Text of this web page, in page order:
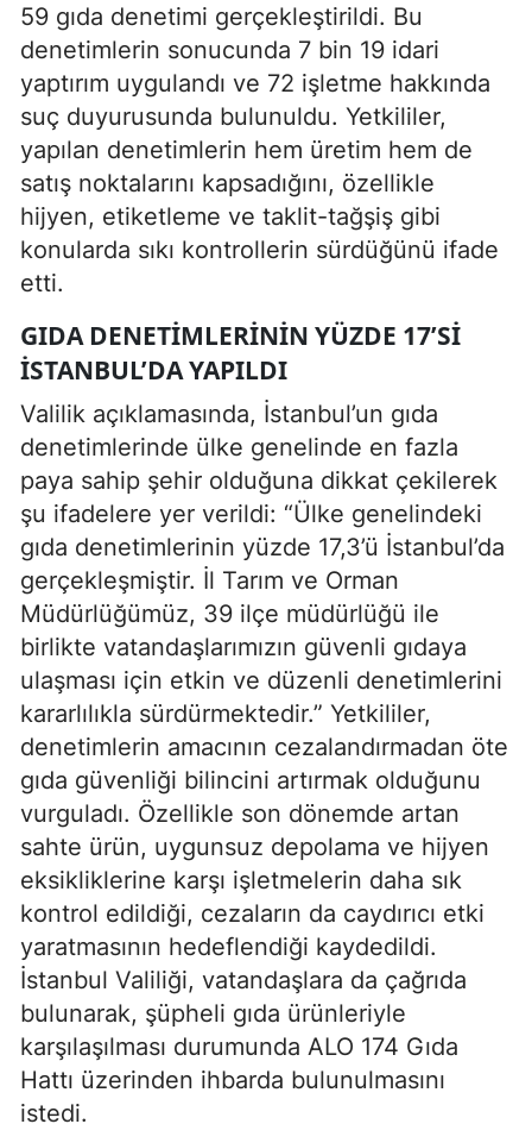
59 gıda denetimi gerçekleştirildi. Bu
denetimlerin sonucunda 7 bin 19 idari
yaptırım uygulandı ve 72 işletme hakkında
suç duyurusunda bulunuldu. Yetkililer,
yapılan denetimlerin hem üretim hem de
satış noktalarını kapsadığını, özellikle
hijyen, etiketleme ve taklit-tağşiş gibi
konularda sıkı kontrollerin sürdüğünü ifade
etti.
GIDA DENETIMLERININ YÜZDE 17’SI
İSTANBUL’DA YAPILDI
Valilik açıklamasında, İstanbul’un gıda
denetimlerinde ülke genelinde en fazla
paya sahip şehir olduğuna dikkat çekilerek
şu ifadelere yer verildi: “Ülke genelindeki
gıda denetimlerinin yüzde 17,3’ü İstanbul’da
gerçekleşmiştir. İl Tarım ve Orman
Müdürlüğümüz, 39 ilçe müdürlüğü ile
birlikte vatandaşlarımızın güvenli gıdaya
ulaşması için etkin ve düzenli denetimlerini
kararlılıkla sürdürmektedir.” Yetkililer,
denetimlerin amacının cezalandırmadan öte
gıda güvenliği bilincini artırmak olduğunu
vurguladı. Özellikle son dönemde artan
sahte ürün, uygunsuz depolama ve hijyen
eksikliklerine karşı işletmelerin daha sık
kontrol edildiği, cezaların da caydırıcı etki
yaratmasının hedeflendiği kaydedildi.
İstanbul Valiliği, vatandaşlara da çağrıda
bulunarak, şüpheli gıda ürünleriyle
karşılaşılması durumunda ALO 174 Gıda
Hattı üzerinden ihbarda bulunulmasını
istedi.